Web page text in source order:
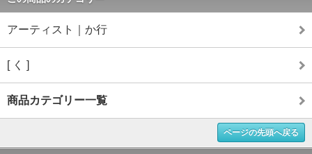
アーティスト｜か行
[ く ]
商品カテゴリー一覧
ページの先頭へ戻る